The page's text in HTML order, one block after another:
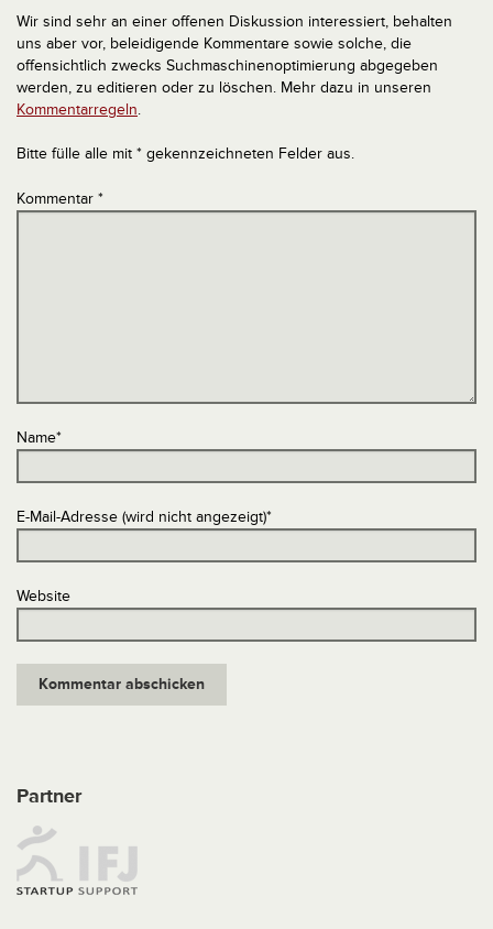
Wir sind sehr an einer offenen Diskussion interessiert, behalten
uns aber vor, beleidigende Kommentare sowie solche, die
offensichtlich zwecks Suchmaschinenoptimierung abgegeben
werden, zu editieren oder zu löschen. Mehr dazu in unseren
Kommentarregeln.
Bitte fülle alle mit * gekennzeichneten Felder aus.
Kommentar *
Name*
E-Mail-Adresse (wird nicht angezeigt)*
Website
Partner